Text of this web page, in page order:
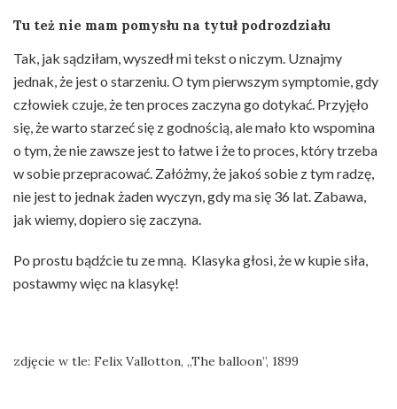
Tu też nie mam pomysłu na tytuł podrozdziału
Tak, jak sądziłam, wyszedł mi tekst o niczym. Uznajmy
jednak, że jest o starzeniu. O tym pierwszym symptomie, gdy
człowiek czuje, że ten proces zaczyna go dotykać. Przyjęło
się, że warto starzeć się z godnością, ale mało kto wspomina
o tym, że nie zawsze jest to łatwe i że to proces, który trzeba
w sobie przepracować. Załóżmy, że jakoś sobie z tym radzę,
nie jest to jednak żaden wyczyn, gdy ma się 36 lat. Zabawa,
jak wiemy, dopiero się zaczyna.
Po prostu bądźcie tu ze mną. Klasyka głosi, że w kupie siła,
postawmy więc na klasykę!
zdjęcie w tle: Felix Vallotton, „The balloon”, 1899